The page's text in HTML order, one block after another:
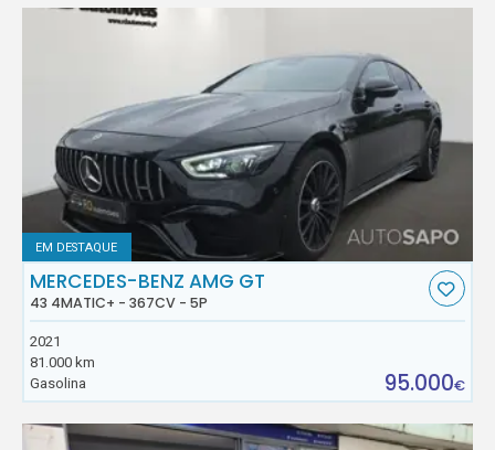
EM DESTAQUE
MERCEDES-BENZ AMG GT
43 4MATIC+ - 367CV - 5P
2021
81.000 km
Gasolina
95.000€